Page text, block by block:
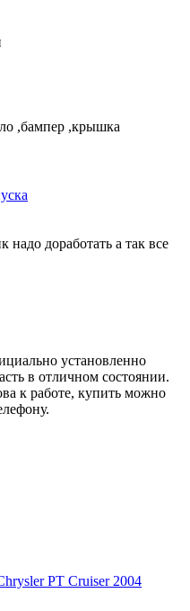
,бампер ,крышка
доработать а так все
установленно
в отличном состоянии.
к работе, купить можно
PT Cruiser 2004